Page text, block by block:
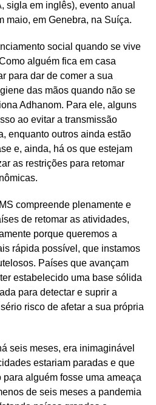
sigla em inglês), evento anual
maio, em Genebra, na Suíça.
social quando se vive
alguém fica em casa
para dar de comer a sua
das mãos quando não se
Adhanom. Para ele, alguns
ao evitar a transmissão
enquanto outros ainda estão
e, ainda, há os que estejam
as restrições para retomar
compreende plenamente e
de retomar as atividades,
porque queremos a
rápida possível, que instamos
Países que avançam
estabelecido uma base sólida
para detectar e suprir a
risco de afetar a sua própria
seis meses, era inimaginável
estariam paradas e que
alguém fosse uma ameaça
de seis meses a pandemia